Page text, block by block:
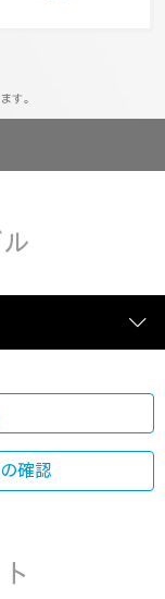
す。
確認